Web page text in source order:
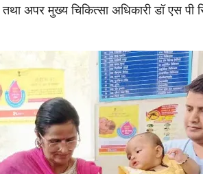
अपर मुख्य चिकित्सा अधिकारी डॉ एस पी